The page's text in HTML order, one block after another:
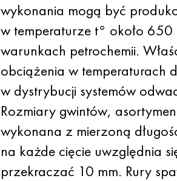
wykonania mogą być
w temperaturze t° około
warunkach petrochemii.
obciążenia w temperaturach
w dystrybucji systemów
Rozmiary gwintów,
wykonana z mierzoną
na każde cięcie uwzględnia
przekraczać 10 mm. Rury